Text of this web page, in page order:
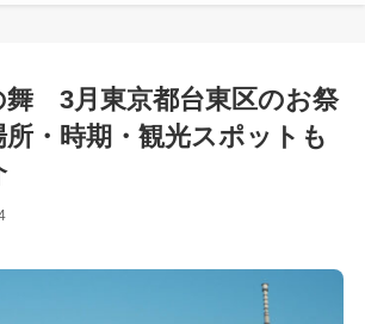
舞 3月東京都台東区のお祭
・時期・観光スポットも